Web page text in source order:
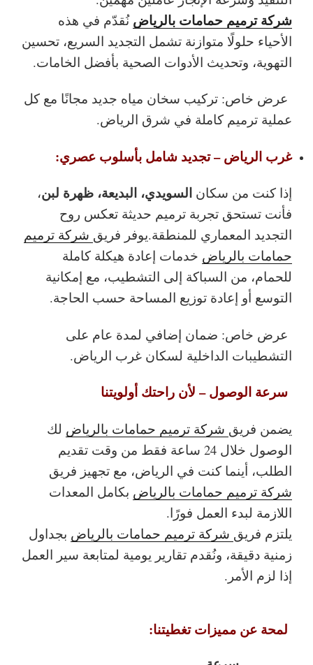
شركة ترميم حمامات بالرياض نُقدّم في هذه
الأحياء حلولًا متوازنة تشمل التجديد السريع، تحسين
التهوية، وتحديث الأدوات الصحية بأفضل الخامات.
عرض خاص: تركيب سخان مياه جديد مجانًا مع كل
عملية ترميم كاملة في شرق الرياض.
غرب الرياض – تجديد شامل بأسلوب عصري:
إذا كنت من سكان السويدي، البديعة، ظهرة لبن،
فأنت تستحق تجربة ترميم حديثة تعكس روح
التجديد المعماري للمنطقة.يوفر فريق شركة ترميم
حمامات بالرياض خدمات إعادة هيكلة كاملة
للحمام، من السباكة إلى التشطيب، مع إمكانية
التوسع أو إعادة توزيع المساحة حسب الحاجة.
عرض خاص: ضمان إضافي لمدة عام على
التشطيبات الداخلية لسكان غرب الرياض.
سرعة الوصول – لأن راحتك أولويتنا
يضمن فريق شركة ترميم حمامات بالرياض لك
الوصول خلال 24 ساعة فقط من وقت تقديم
الطلب، أينما كنت في الرياض، مع تجهيز فريق
شركة ترميم حمامات بالرياض بكامل المعدات
اللازمة لبدء العمل فورًا.
يلتزم فريق شركة ترميم حمامات بالرياض بجداول
زمنية دقيقة، ونُقدم تقارير يومية لمتابعة سير العمل
إذا لزم الأمر.
لمحة عن مميزات تغطيتنا: